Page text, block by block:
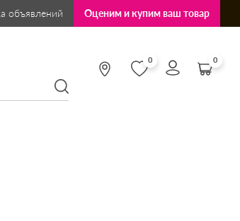
объявлений Оценим и купим ваш товар
0 0